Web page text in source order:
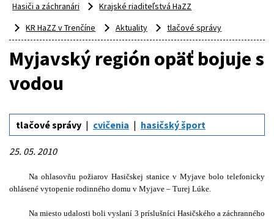
Hasiči a záchranári
Krajské riaditeľstvá HaZZ
KR HaZZ v Trenčíne
Aktuality tlačové správy
Myjavský región opäť bojuje s
vodou
tlačové správy cvičenia hasičský šport
25. 05. 2010
Na ohlasovňu požiarov Hasičskej stanice v Myjave bolo telefonicky
ohlásené vytopenie rodinného domu v Myjave – Turej Lúke.
Na miesto udalosti boli vyslaní 3 príslušníci Hasičského a záchranného